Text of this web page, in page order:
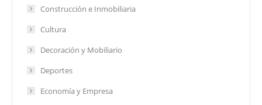
Construcción e Inmobiliaria
Cultura
Decoración y Mobiliario
Deportes
Economía y Empresa